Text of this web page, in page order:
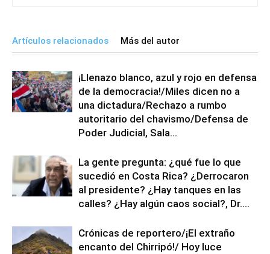
Artículos relacionados Más del autor
¡Llenazo blanco, azul y rojo en defensa
de la democracia!/Miles dicen no a
una dictadura/Rechazo a rumbo
autoritario del chavismo/Defensa de
Poder Judicial, Sala...
La gente pregunta: ¿qué fue lo que
sucedió en Costa Rica? ¿Derrocaron
al presidente? ¿Hay tanques en las
calles? ¿Hay algún caos social?, Dr....
Crónicas de reportero/¡El extraño
encanto del Chirripó!/ Hoy luce